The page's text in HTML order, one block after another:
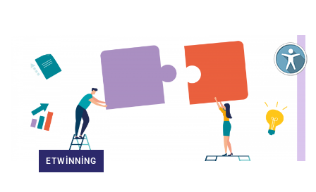
ETWINNING